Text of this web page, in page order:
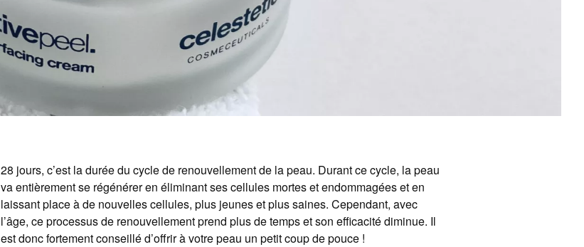
28 jours, c’est la durée du cycle de renouvellement de la peau. Durant ce cycle, la peau
va entièrement se régénérer en éliminant ses cellules mortes et endommagées et en
laissant place à de nouvelles cellules, plus jeunes et plus saines. Cependant, avec
l’âge, ce processus de renouvellement prend plus de temps et son efficacité diminue. Il
est donc fortement conseillé d’offrir à votre peau un petit coup de pouce !